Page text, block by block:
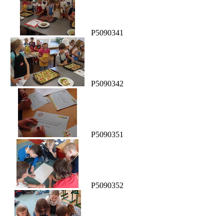
P5090341
P5090342
P5090351
P5090352